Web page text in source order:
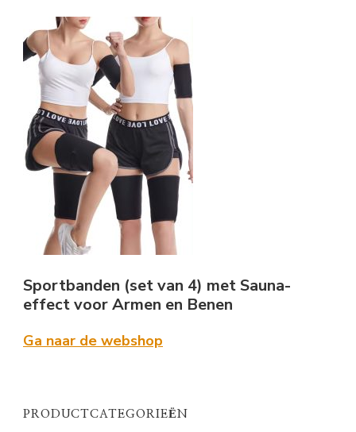
Sportbanden (set van 4) met Sauna-
effect voor Armen en Benen
Ga naar de webshop
PRODUCTCATEGORIEËN